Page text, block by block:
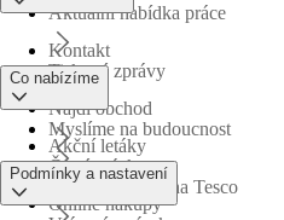
Aktuální nabídka práce
Tiskové zprávy
Myslíme na budoucnost
Obchodní skupina Tesco
Kontakt
Najdi obchod
Časté otázky
Co nabízíme
Akční letáky
Online nákupy
Podmínky a nastavení